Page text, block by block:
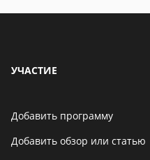
УЧАСТИЕ
Добавить программу
Добавить обзор или статью